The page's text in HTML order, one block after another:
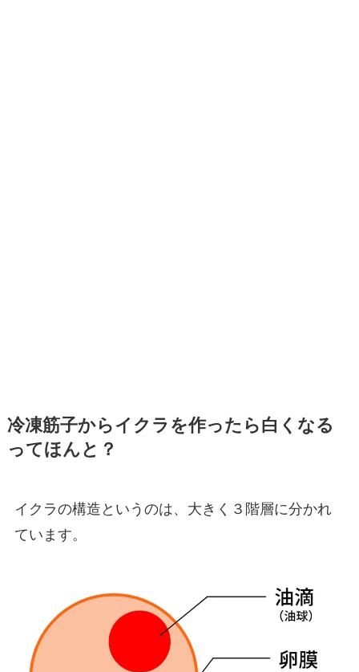
冷凍筋子からイクラを作ったら白くなる
ってほんと？
イクラの構造というのは、大きく３階層に分かれ
ています。